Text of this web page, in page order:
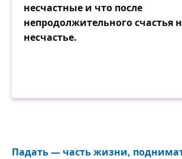
несчастные и что после
непродолжительного счастья
несчастье.
Падать — часть жизни,